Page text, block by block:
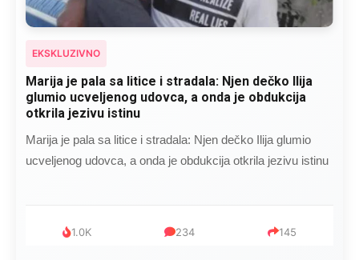
EKSKLUZIVNO
Kad se Marin suprug razbolio ona ga kupala,
pelene mu mijenjala: Jedno jutro je poslao po
čokoladu..
Kad se Marin suprug razbolio ona ga kupala, pelene mu
mijenjala: Jedno jutro je poslao po čokoladu..
999 321 234